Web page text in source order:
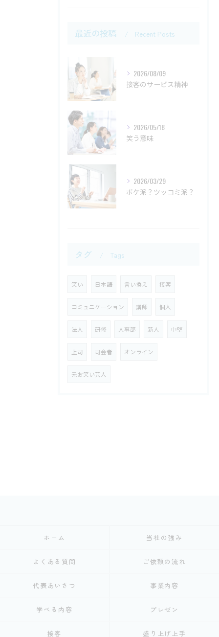
最近の投稿 Recent Posts
2026/08/09
接客のサービス精神
2026/05/18
笑う意味
2026/03/29
ボケ派？ツッコミ派？
タグ Tags
笑い 日本語 言い換え 接客
コミュニケーション 講師 個人
法人 研修 人事部 新人 中堅
上司 司会者 オンライン
元お笑い芸人
ホーム 当社の強み
よくある質問 ご依頼の流れ
代表あいさつ 事業内容
学べる内容 プレゼン
接客 盛り上げ上手